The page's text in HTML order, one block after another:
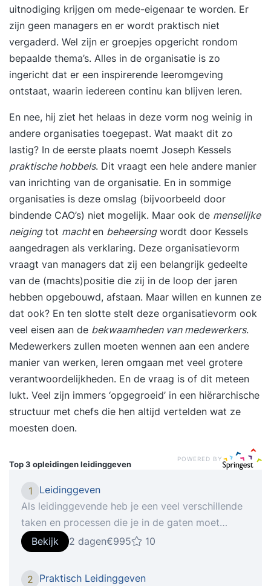
uitnodiging krijgen om mede-eigenaar te worden. Er
zijn geen managers en er wordt praktisch niet
vergaderd. Wel zijn er groepjes opgericht rondom
bepaalde thema’s. Alles in de organisatie is zo
ingericht dat er een inspirerende leeromgeving
ontstaat, waarin iedereen continu kan blijven leren.
En nee, hij ziet het helaas in deze vorm nog weinig in
andere organisaties toegepast. Wat maakt dit zo
lastig? In de eerste plaats noemt Joseph Kessels
praktische hobbels. Dit vraagt een hele andere manier
van inrichting van de organisatie. En in sommige
organisaties is deze omslag (bijvoorbeeld door
bindende CAO’s) niet mogelijk. Maar ook de menselijke
neigingtot machten beheersingwordt door Kessels
aangedragen als verklaring. Deze organisatievorm
vraagt van managers dat zij een belangrijk gedeelte
van de (machts)positie die zij in de loop der jaren
hebben opgebouwd, afstaan. Maar willen en kunnen ze
dat ook? En ten slotte stelt deze organisatievorm ook
veel eisen aan de bekwaamheden van medewerkers.
Medewerkers zullen moeten wennen aan een andere
manier van werken, leren omgaan met veel grotere
verantwoordelijkheden. En de vraag is of dit meteen
lukt. Veel zijn immers ‘opgegroeid’ in een hiërarchische
structuur met chefs die hen altijd vertelden wat ze
moesten doen.
Top 3 opleidingenleidinggeven
POWERED BY
1
Leidinggeven
Als leidinggevende heb je een veel verschillende
taken en processen die je in de gaten moet
hebben. Dit kan gaan van het motiveren van het
team tot aan iedereen op één lijn krijgen in het
team en conflicten oplossen. Je vaardigheden als
Bekijk 2 dagen€995 10
2 Praktisch Leidinggeven